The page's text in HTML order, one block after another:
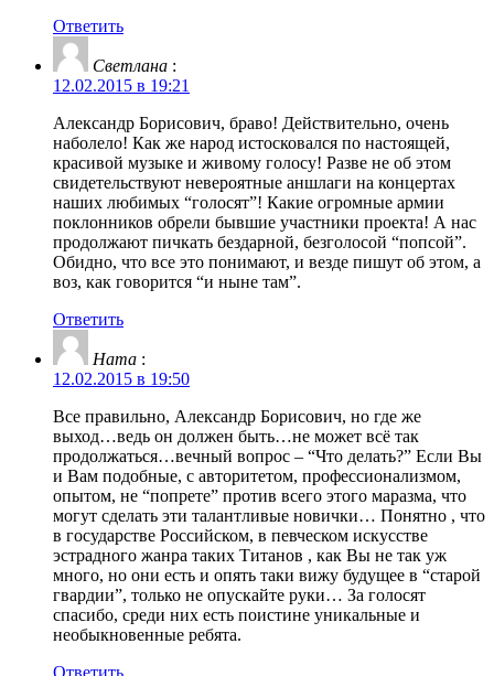
Ответить
Светлана :
12.02.2015 в 19:21
Александр Борисович, браво! Действительно, очень
наболело! Как же народ истосковался по настоящей,
красивой музыке и живому голосу! Разве не об этом
свидетельствуют невероятные аншлаги на концертах
наших любимых “голосят”! Какие огромные армии
поклонников обрели бывшие участники проекта! А нас
продолжают пичкать бездарной, безголосой “попсой”.
Обидно, что все это понимают, и везде пишут об этом, а
воз, как говорится “и ныне там”.
Ответить
Ната :
12.02.2015 в 19:50
Все правильно, Александр Борисович, но где же
выход…ведь он должен быть…не может всё так
продолжаться…вечный вопрос – “Что делать?” Если Вы
и Вам подобные, с авторитетом, профессионализмом,
опытом, не “попрете” против всего этого маразма, что
могут сделать эти талантливые новички… Понятно , что
в государстве Российском, в певческом искусстве
эстрадного жанра таких Титанов , как Вы не так уж
много, но они есть и опять таки вижу будущее в “старой
гвардии”, только не опускайте руки… За голосят
спасибо, среди них есть поистине уникальные и
необыкновенные ребята.